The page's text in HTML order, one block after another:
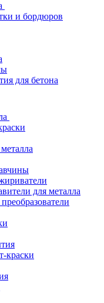
и бордюров
для бетона
для металла
краски